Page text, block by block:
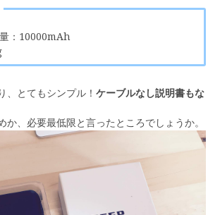
：10000mAh
、とてもシンプル！ ケーブルなし説明書もな
か、必要最低限と言ったところでしょうか。